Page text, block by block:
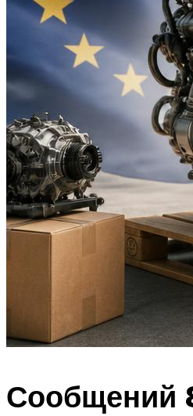
Сообщений